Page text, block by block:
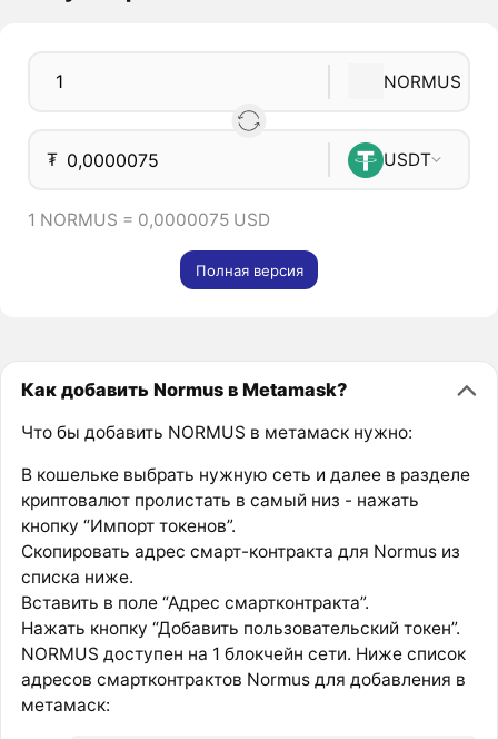
NORMUS
₮ USDT
1 NORMUS = 0,0000075 USD
Полная версия
Как добавить Normus в Metamask?
Что бы добавить NORMUS в метамаск нужно:
В кошельке выбрать нужную сеть и далее в разделе
криптовалют пролистать в самый низ - нажать
кнопку “Импорт токенов”.
Скопировать адрес смарт-контракта для Normus из
списка ниже.
Вставить в поле “Адрес смартконтракта”.
Нажать кнопку “Добавить пользовательский токен”.
NORMUS доступен на 1 блокчейн сети. Ниже список
адресов смартконтрактов Normus для добавления в
метамаск: